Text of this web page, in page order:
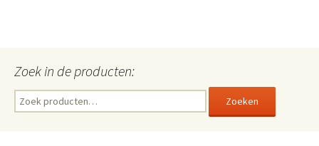
Zoek in de producten:
Zoeken
naar:
Zoeken